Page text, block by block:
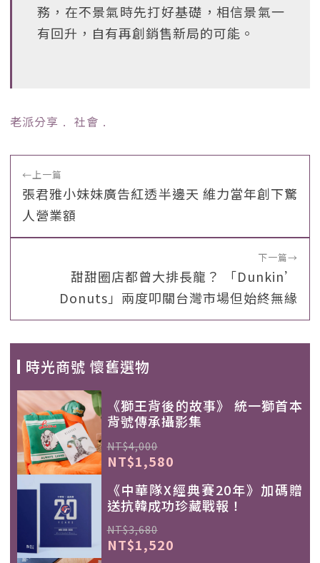
務，在不景氣時先打好基礎，相信景氣一
有回升，自有再創銷售新局的可能。
老派分享 ﹒ 社會 ﹒
←上一篇
張君雅小妹妹廣告紅透半邊天 維力當年創下驚
人營業額
下一篇→
甜甜圈店都曾大排長龍？ 「Dunkin’
Donuts」兩度叩關台灣市場但始終無緣
時光商號 懷舊選物
《獅王背後的故事》 統一獅首本
背號傳承攝影集
NT$4,000
NT$1,580
《中華隊X經典賽20年》加碼贈
送抗韓成功珍藏戰報！
NT$3,680
NT$1,520